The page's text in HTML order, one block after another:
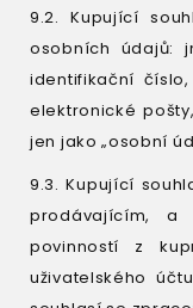
9.2. Kupující
osobních údajů:
identifikační
elektronické
jen jako „osobní
9.3. Kupující
prodávajícím,
povinností z
uživatelského